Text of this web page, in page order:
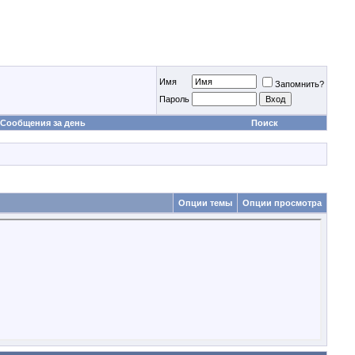
Имя
Запомнить?
Пароль
Сообщения за день Поиск
Опции темы Опции просмотра